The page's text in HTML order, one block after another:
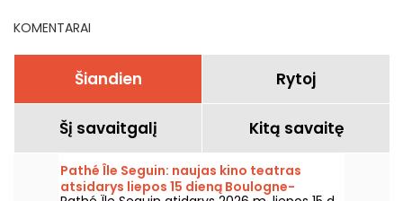
KOMENTARAI
Šiandien Rytoj
Šį savaitgalį Kitą savaitę
Pathé Île Seguin: naujas kino teatras
atsidarys liepos 15 dieną Boulogne-